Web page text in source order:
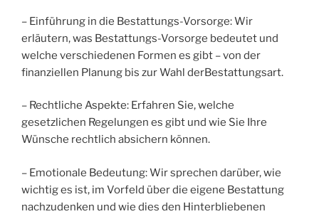
– Einführung in die Bestattungs-Vorsorge: Wir
erläutern, was Bestattungs-Vorsorge bedeutet und
welche verschiedenen Formen es gibt – von der
finanziellen Planung bis zur Wahl derBestattungsart.
– Rechtliche Aspekte: Erfahren Sie, welche
gesetzlichen Regelungen es gibt und wie Sie Ihre
Wünsche rechtlich absichern können.
– Emotionale Bedeutung: Wir sprechen darüber, wie
wichtig es ist, im Vorfeld über die eigene Bestattung
nachzudenken und wie dies den Hinterbliebenen